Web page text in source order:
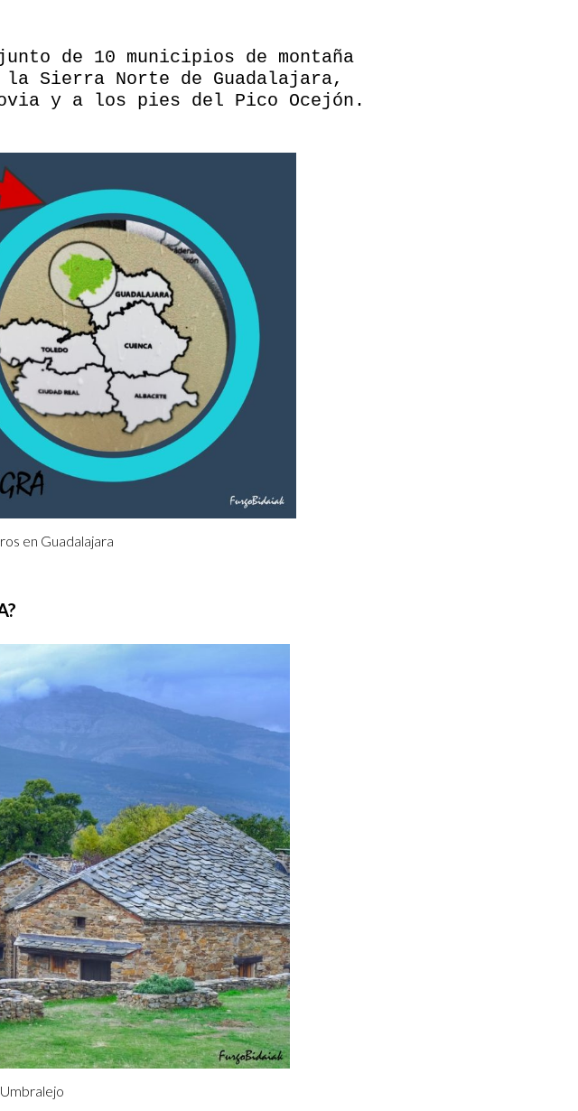
de 10 municipios de montaña
Sierra Norte de Guadalajara,
y a los pies del Pico Ocejón.
en Guadalajara